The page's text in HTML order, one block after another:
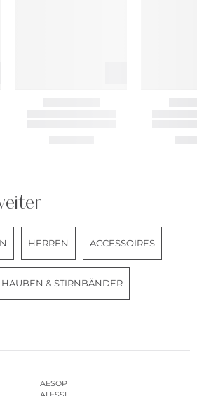
HERREN ACCESSOIRES
HAUBEN & STIRNBÄNDER
AESOP